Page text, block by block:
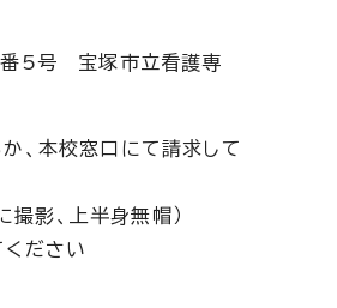
5号 宝塚市立看護専
、本校窓口にて請求して
影、上半身無帽）
ください